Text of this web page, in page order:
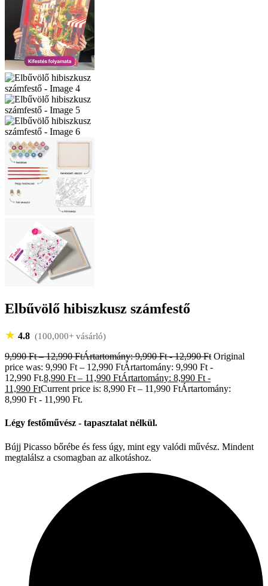
Elbűvölő hibiszkusz számfestő
★ 4.8 (100,000+ vásárló)
9,990Ft – 12,990FtÁrtartomány: 9,990 Ft - 12,990 Ft Original
price was: 9,990 Ft – 12,990 FtÁrtartomány: 9,990 Ft -
12,990 Ft.8,990 Ft – 11,990 FtÁrtartomány: 8,990 Ft -
11,990 FtCurrent price is: 8,990 Ft – 11,990 FtÁrtartomány:
8,990 Ft - 11,990 Ft.
Légy festőművész - tapasztalat nélkül.
Bújj Picasso bőrébe és fess úgy, mint egy valódi művész. Mindent
megtalálsz a csomagban az alkotáshoz.